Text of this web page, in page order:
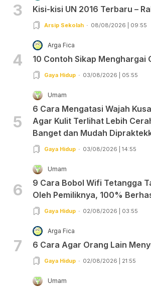
3 Kisi-kisi UN 2016 Terbaru –
Arsip Sekolah 08/08/2026 | 09:55
4
Arga Fica
10 Contoh Sikap Menghargai
Gaya Hidup 03/08/2026 | 05:55
5
Umam
6 Cara Mengatasi Wajah
Agar Kulit Terlihat Lebih
Banget dan Mudah
Gaya Hidup 03/08/2026 | 14:55
6
Umam
9 Cara Bobol Wifi Tetangga
Oleh Pemiliknya, 100%
Gaya Hidup 02/08/2026 | 03:55
7
Arga Fica
6 Cara Agar Orang Lain
Gaya Hidup 02/08/2026 | 21:55
Umam